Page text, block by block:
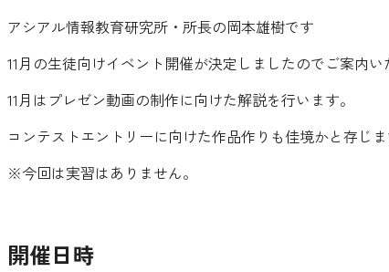
アシアル情報教育研究所・所長の岡本雄樹です
11月の生徒向けイベント開催が決定しましたのでご案内い
11月はプレゼン動画の制作に向けた解説を行います。
コンテストエントリーに向けた作品作りも佳境かと存じ
※今回は実習はありません。
開催日時